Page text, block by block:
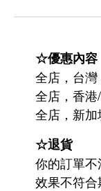
☆優惠內容
全店，台
全店，香
全店，新加
☆退貨
你的訂單
效果不符合